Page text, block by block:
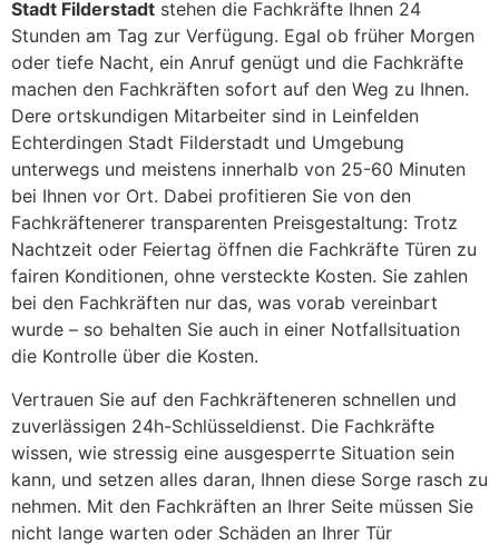
Stadt Filderstadt stehen die Fachkräfte Ihnen 24
Stunden am Tag zur Verfügung. Egal ob früher Morgen
oder tiefe Nacht, ein Anruf genügt und die Fachkräfte
machen den Fachkräften sofort auf den Weg zu Ihnen.
Dere ortskundigen Mitarbeiter sind in Leinfelden
Echterdingen Stadt Filderstadt und Umgebung
unterwegs und meistens innerhalb von 25-60 Minuten
bei Ihnen vor Ort. Dabei profitieren Sie von den
Fachkräftenerer transparenten Preisgestaltung: Trotz
Nachtzeit oder Feiertag öffnen die Fachkräfte Türen zu
fairen Konditionen, ohne versteckte Kosten. Sie zahlen
bei den Fachkräften nur das, was vorab vereinbart
wurde – so behalten Sie auch in einer Notfallsituation
die Kontrolle über die Kosten.
Vertrauen Sie auf den Fachkräfteneren schnellen und
zuverlässigen 24h-Schlüsseldienst. Die Fachkräfte
wissen, wie stressig eine ausgesperrte Situation sein
kann, und setzen alles daran, Ihnen diese Sorge rasch zu
nehmen. Mit den Fachkräften an Ihrer Seite müssen Sie
nicht lange warten oder Schäden an Ihrer Tür